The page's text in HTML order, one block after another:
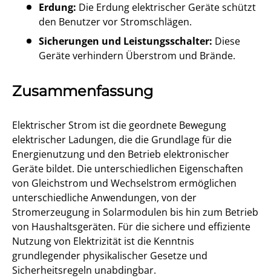
Erdung: Die Erdung elektrischer Geräte schützt
den Benutzer vor Stromschlägen.
Sicherungen und Leistungsschalter: Diese
Geräte verhindern Überstrom und Brände.
Zusammenfassung
Elektrischer Strom ist die geordnete Bewegung
elektrischer Ladungen, die die Grundlage für die
Energienutzung und den Betrieb elektronischer
Geräte bildet. Die unterschiedlichen Eigenschaften
von Gleichstrom und Wechselstrom ermöglichen
unterschiedliche Anwendungen, von der
Stromerzeugung in Solarmodulen bis hin zum Betrieb
von Haushaltsgeräten. Für die sichere und effiziente
Nutzung von Elektrizität ist die Kenntnis
grundlegender physikalischer Gesetze und
Sicherheitsregeln unabdingbar.